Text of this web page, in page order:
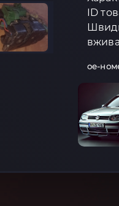
ID
oe-